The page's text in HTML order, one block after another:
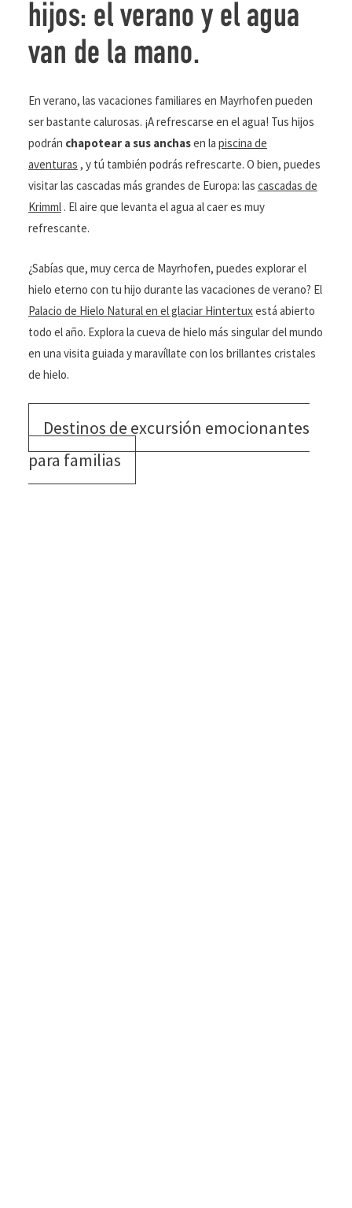
hijos: el verano y el agua
van de la mano.
En verano, las vacaciones familiares en Mayrhofen pueden
ser bastante calurosas. ¡A refrescarse en el agua! Tus hijos
podrán chapotear a sus anchasen la piscina de
aventuras , y tú también podrás refrescarte. O bien, puedes
visitar las cascadas más grandes de Europa: las cascadas de
Krimml. El aire que levanta el agua al caer es muy
refrescante.
¿Sabías que, muy cerca de Mayrhofen, puedes explorar el
hielo eterno con tu hijo durante las vacaciones de verano? El
Palacio de Hielo Natural en el glaciar Hintertuxestá abierto
todo el año. Explora la cueva de hielo más singular del mundo
en una visita guiada y maravíllate con los brillantes cristales
de hielo.
Destinos de excursión emocionantes
para familias